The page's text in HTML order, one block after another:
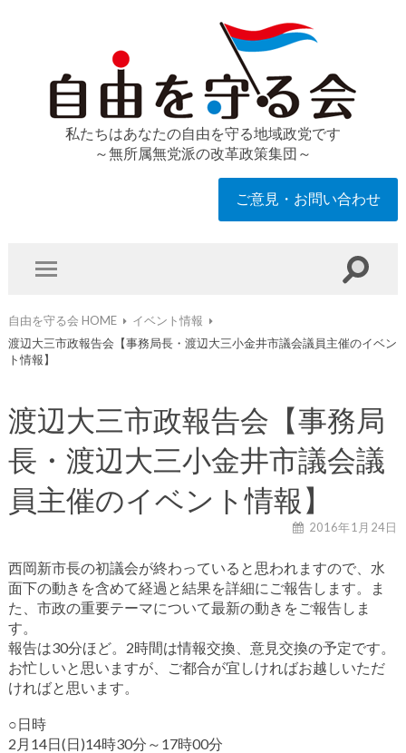
私たちはあなたの自由を守る地域政党です
～無所属無党派の改革政策集団～
ご意見・お問い合わせ
自由を守る会 HOME
イベント情報
渡辺大三市政報告会【事務局長・渡辺大三小金井市議会議員主催のイベン
ト情報】
渡辺大三市政報告会【事務局
長・渡辺大三小金井市議会議
員主催のイベント情報】
2016年1月24日
西岡新市長の初議会が終わっていると思われますので、水
面下の動きを含めて経過と結果を詳細にご報告します。ま
た、市政の重要テーマについて最新の動きをご報告しま
す。
報告は30分ほど。2時間は情報交換、意見交換の予定です。
お忙しいと思いますが、ご都合が宜しければお越しいただ
ければと思います。
○日時
2月14日(日)14時30分～17時00分